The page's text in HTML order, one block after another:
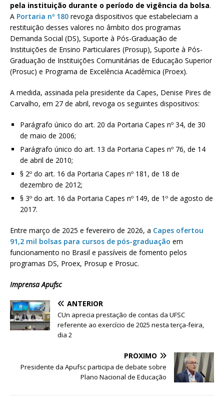
pela instituição durante o período de vigência da bolsa.
A Portaria nº 180 revoga dispositivos que estabeleciam a
restituição desses valores no âmbito dos programas
Demanda Social (DS), Suporte à Pós-Graduação de
Instituições de Ensino Particulares (Prosup), Suporte à Pós-
Graduação de Instituições Comunitárias de Educação Superior
(Prosuc) e Programa de Excelência Acadêmica (Proex).
A medida, assinada pela presidente da Capes, Denise Pires de
Carvalho, em 27 de abril, revoga os seguintes dispositivos:
Parágrafo único do art. 20 da Portaria Capes nº 34, de 30
de maio de 2006;
Parágrafo único do art. 13 da Portaria Capes nº 76, de 14
de abril de 2010;
§ 2º do art. 16 da Portaria Capes nº 181, de 18 de
dezembro de 2012;
§ 3º do art. 16 da Portaria Capes nº 149, de 1º de agosto de
2017.
Entre março de 2025 e fevereiro de 2026, a Capes ofertou
91,2 mil bolsas para cursos de pós-graduação em
funcionamento no Brasil e passíveis de fomento pelos
programas DS, Proex, Prosup e Prosuc.
Imprensa Apufsc
ANTERIOR
CUn aprecia prestação de contas da UFSC
referente ao exercício de 2025 nesta terça-feira,
dia 2
PRÓXIMO
Presidente da Apufsc participa de debate sobre
Plano Nacional de Educação